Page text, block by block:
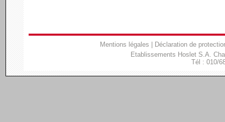
Mentions légales
Déclaration de
Etablissements Hoslet S.A.
Tél : 010/